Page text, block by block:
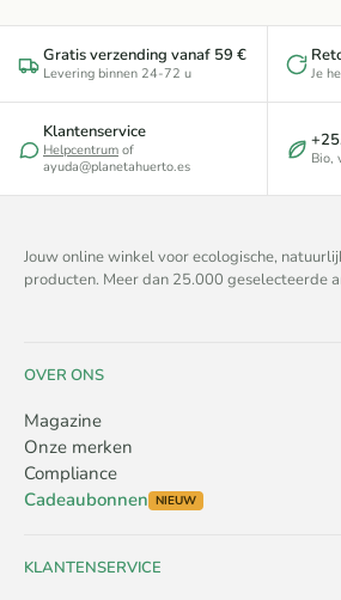
Gratis verzending vanaf 59 €
Levering binnen 24-72 u Je
Klantenservice
Helpcentrum of
ayuda@planetahuerto.es
Bio,
Jouw online winkel voor ecologische,
producten. Meer dan 25.000 geselecteerde
OVER ONS
Magazine
Onze merken
Compliance
Cadeaubonnen NIEUW
KLANTENSERVICE